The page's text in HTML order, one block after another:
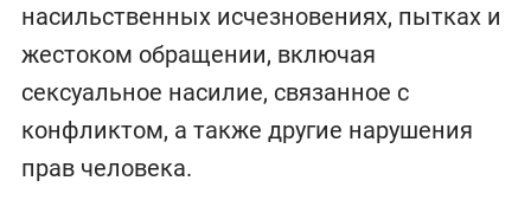
насильственных исчезновениях, пытках и
жестоком обращении, включая
сексуальное насилие, связанное с
конфликтом, а также другие нарушения
прав человека.